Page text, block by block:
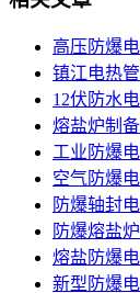
高压防爆
镇江电热
12伏防水
熔盐炉制
工业防爆
空气防爆
防爆轴封
防爆熔盐
熔盐防爆
新型防爆